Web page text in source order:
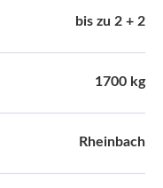
bis zu 2 + 2
1700 kg
Rheinbach